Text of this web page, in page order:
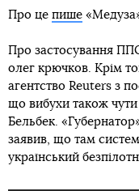
Про це пише
Про застосування
олег крючков. Крім
агентство Reuters з
що вибухи також чути
Бельбек.
заявив, що там
український